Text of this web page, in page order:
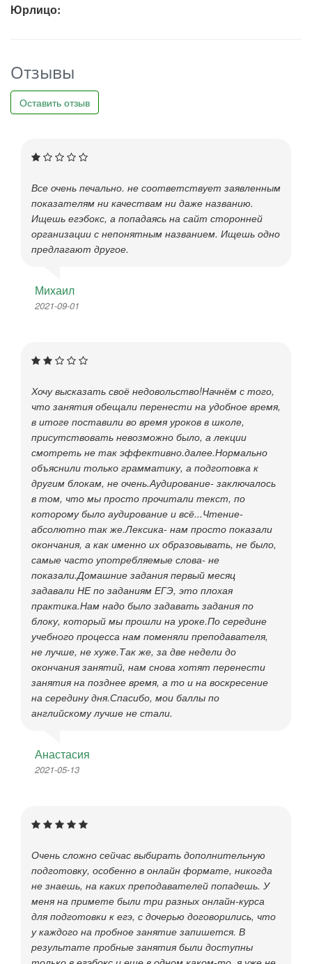
Юрлицо:
Отзывы
Оставить отзыв
Все очень печально. не соответствует заявленным
показателям ни качествам ни даже названию.
Ищешь егэбокс, а попадаясь на сайт сторонней
организации с непонятным названием. Ищешь одно
предлагают другое.
Михаил
2021-09-01
Хочу высказать своё недовольство!Начнём с того,
что занятия обещали перенести на удобное время,
в итоге поставили во время уроков в школе,
присутствовать невозможно было, а лекции
смотреть не так эффективно.далее.Нормально
объяснили только грамматику, а подготовка к
другим блокам, не очень.Аудирование- заключалось
в том, что мы просто прочитали текст, по
которому было аудирование и всё...Чтение-
абсолютно так же.Лексика- нам просто показали
окончания, а как именно их образовывать, не было,
самые часто употребляемые слова- не
показали.Домашние задания первый месяц
задавали НЕ по заданиям ЕГЭ, это плохая
практика.Нам надо было задавать задания по
блоку, который мы прошли на уроке.По середине
учебного процесса нам поменяли преподавателя,
не лучше, не хуже.Так же, за две недели до
окончания занятий, нам снова хотят перенести
занятия на позднее время, а то и на воскресение
на середину дня.Спасибо, мои баллы по
английскому лучше не стали.
Анастасия
2021-05-13
Очень сложно сейчас выбирать дополнительную
подготовку, особенно в онлайн формате, никогда
не знаешь, на каких преподавателей попадешь. У
меня на примете были три разных онлайн-курса
для подготовки к егэ, с дочерью договорились, что
у каждого на пробное занятие запишется. В
результате пробные занятия были доступны